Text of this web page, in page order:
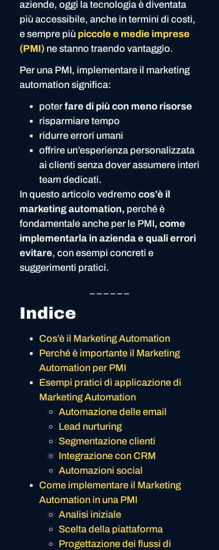
aziende, oggi la tecnologia è diventata
più accessibile, anche in termini di costi,
e sempre più piccole e medie imprese
(PMI) ne stanno traendo vantaggio.
Per una PMI, implementare il marketing
automation significa:
poterfare di più con meno risorse
risparmiare tempo
ridurre errori umani
offrire un’esperienza personalizzata
ai clienti senza dover assumere interi
team dedicati.
In questo articolo vedremo cos’è il
marketing automation, perché è
fondamentale anche per le PMI, come
implementarla in azienda e quali errori
evitare, con esempi concreti e
suggerimenti pratici.
Indice
Cos’è il Marketing Automation
Perché è importante il Marketing
Automation per PMI
Esempi pratici di applicazione di
Marketing Automation
Automazione delle email
Lead nurturing
Segmentazione clienti
Integrazione con CRM
Automazioni social
Come implementare il Marketing
Automation in una PMI
Analisi iniziale
Scelta della piattaforma
Progettazione dei flussi di